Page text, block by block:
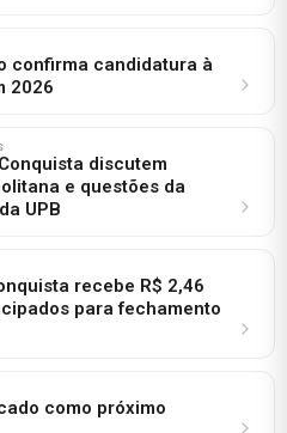
confirma candidatura à
2026
discutem
e questões da
UPB
recebe R$ 2,46
para fechamento
como próximo